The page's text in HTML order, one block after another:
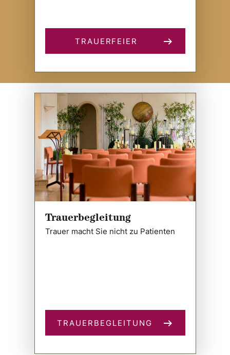
TRAUERFEIER
Trauerbegleitung
Trauer macht Sie nicht zu Patienten
TRAUERBEGLEITUNG